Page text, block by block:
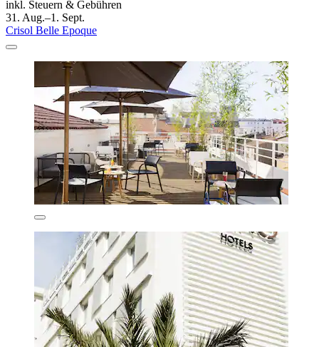
inkl. Steuern & Gebühren
31. Aug.–1. Sept.
Crisol Belle Epoque